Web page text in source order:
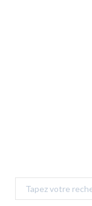
Search
for: